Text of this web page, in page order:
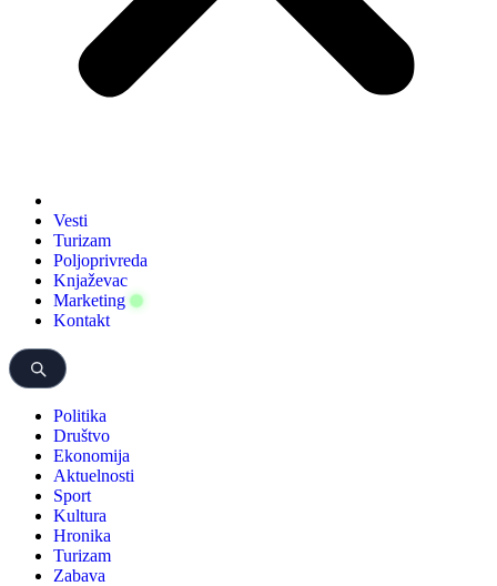
Vesti
Turizam
Poljoprivreda
Knjaževac
Marketing
Kontakt
Politika
Društvo
Ekonomija
Aktuelnosti
Sport
Kultura
Hronika
Turizam
Zabava